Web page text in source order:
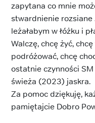
zapytana co mnie
stwardnienie
leżałabym w łóżku i
Walczę, chcę żyć,
podróżować, chcę
ostatnie czynności
świeża (2023) jaskra.
Za pomoc dziękuję,
pamiętajcie Dobro